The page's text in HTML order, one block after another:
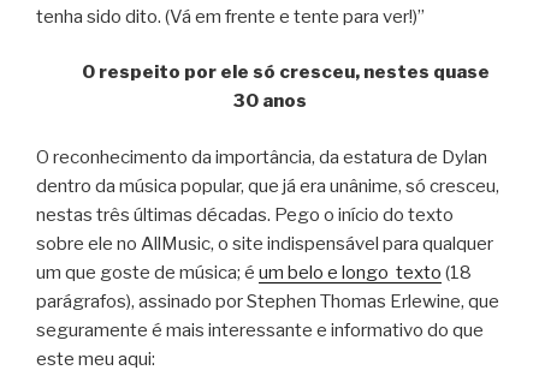
tenha sido dito. (Vá em frente e tente para ver!)”
O respeito por ele só cresceu, nestes quase
30 anos
O reconhecimento da importância, da estatura de Dylan
dentro da música popular, que já era unânime, só cresceu,
nestas três últimas décadas. Pego o início do texto
sobre ele no AllMusic, o site indispensável para qualquer
um que goste de música; é um belo e longo texto (18
parágrafos), assinado por Stephen Thomas Erlewine, que
seguramente é mais interessante e informativo do que
este meu aqui: